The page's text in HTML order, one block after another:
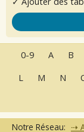
0-9 A B
L
M N
Notre Réseau: